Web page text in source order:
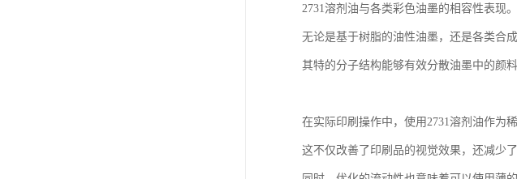
2731溶剂油与各类彩色油墨的相容性表现。
无论是基于树脂的油性油墨，还是各类合
其特的分子结构能够有效分散油墨中的颜
在实际印刷操作中，使用2731溶剂油作为
这不仅改善了印刷品的视觉效果，还减少